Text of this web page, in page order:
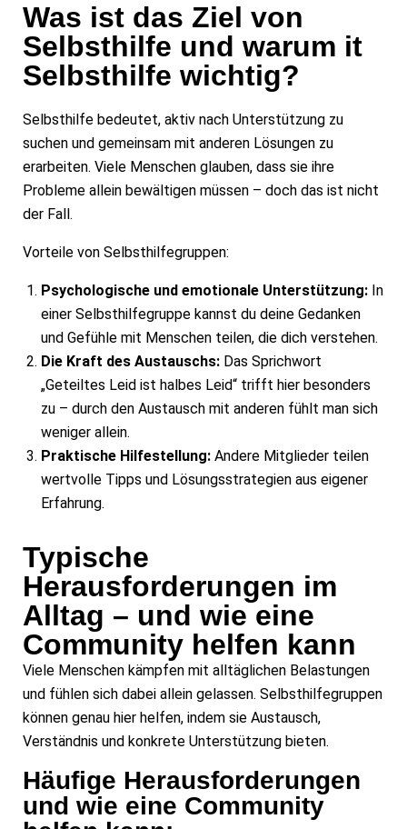
Was ist das Ziel von
Selbsthilfe und warum it
Selbsthilfe wichtig?
Selbsthilfe bedeutet, aktiv nach Unterstützung zu
suchen und gemeinsam mit anderen Lösungen zu
erarbeiten. Viele Menschen glauben, dass sie ihre
Probleme allein bewältigen müssen – doch das ist nicht
der Fall.
Vorteile von Selbsthilfegruppen:
Psychologische und emotionale Unterstützung: In
einer Selbsthilfegruppe kannst du deine Gedanken
und Gefühle mit Menschen teilen, die dich verstehen.
Die Kraft des Austauschs: Das Sprichwort
„Geteiltes Leid ist halbes Leid“ trifft hier besonders
zu – durch den Austausch mit anderen fühlt man sich
weniger allein.
Praktische Hilfestellung: Andere Mitglieder teilen
wertvolle Tipps und Lösungsstrategien aus eigener
Erfahrung.
Typische
Herausforderungen im
Alltag – und wie eine
Community helfen kann
Viele Menschen kämpfen mit alltäglichen Belastungen
und fühlen sich dabei allein gelassen. Selbsthilfegruppen
können genau hier helfen, indem sie Austausch,
Verständnis und konkrete Unterstützung bieten.
Häufige Herausforderungen
und wie eine Community